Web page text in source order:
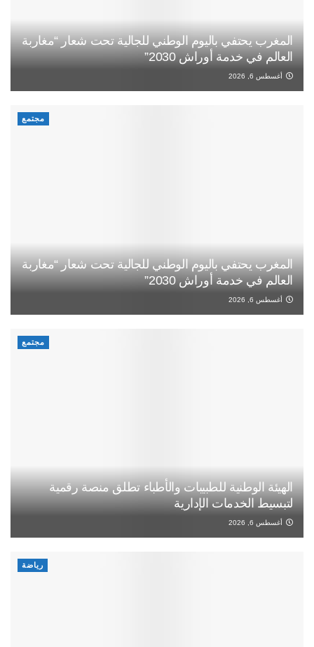
المغرب يحتفي باليوم الوطني للجالية تحت شعار “مغاربة
العالم في خدمة أوراش 2030”
أغسطس 6, 2026
مجتمع
المغرب يحتفي باليوم الوطني للجالية تحت شعار “مغاربة
العالم في خدمة أوراش 2030”
أغسطس 6, 2026
مجتمع
الهيئة الوطنية للطبيبات والأطباء تطلق منصة رقمية
لتبسيط الخدمات الإدارية
أغسطس 6, 2026
رياضة